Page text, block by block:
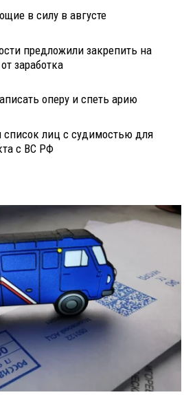
в силу в августе
предложили закрепить на
заработка
оперу и спеть арию
список лиц с судимостью для
с ВС РФ